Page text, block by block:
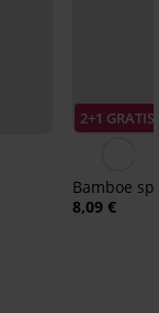
2+1 GRATIS
Bamboe
8,09 €